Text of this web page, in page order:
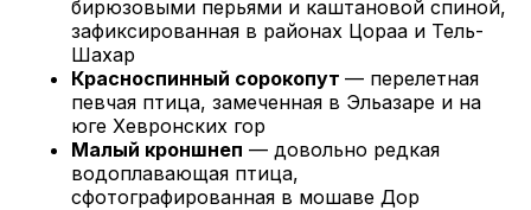
бирюзовыми перьями и каштановой спиной,
зафиксированная в районах Цораа и Тель-
Шахар
Красноспинный сорокопут — перелетная
певчая птица, замеченная в Эльазаре и на
юге Хевронских гор
Малый кроншнеп — довольно редкая
водоплавающая птица,
сфотографированная в мошаве Дор